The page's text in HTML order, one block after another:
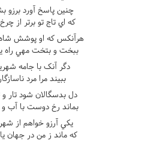
چنين پاسخ آورد برزو
که اي تاج تو برتر از
هرآنکس که او پوشش
ببخت و بتخت مهي راه
دگر آنک با جامه
ببيند مرا مرد ناسازگار
دل بدسگالان شود تار
بماند رخ دوست با آب
يکي آرزو خواهم از
که ماند ز من در جهان